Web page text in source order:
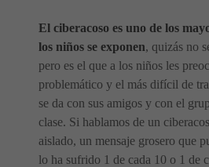
El ciberacoso es uno de los
los niños se exponen, quizás no
pero es el que a los niños les
problemático y el más difícil de
se da con sus amigos y con el
clase. Si hablamos de un
aislado, un mensaje grosero que
lo ha sufrido 1 de cada 10 o 1 de